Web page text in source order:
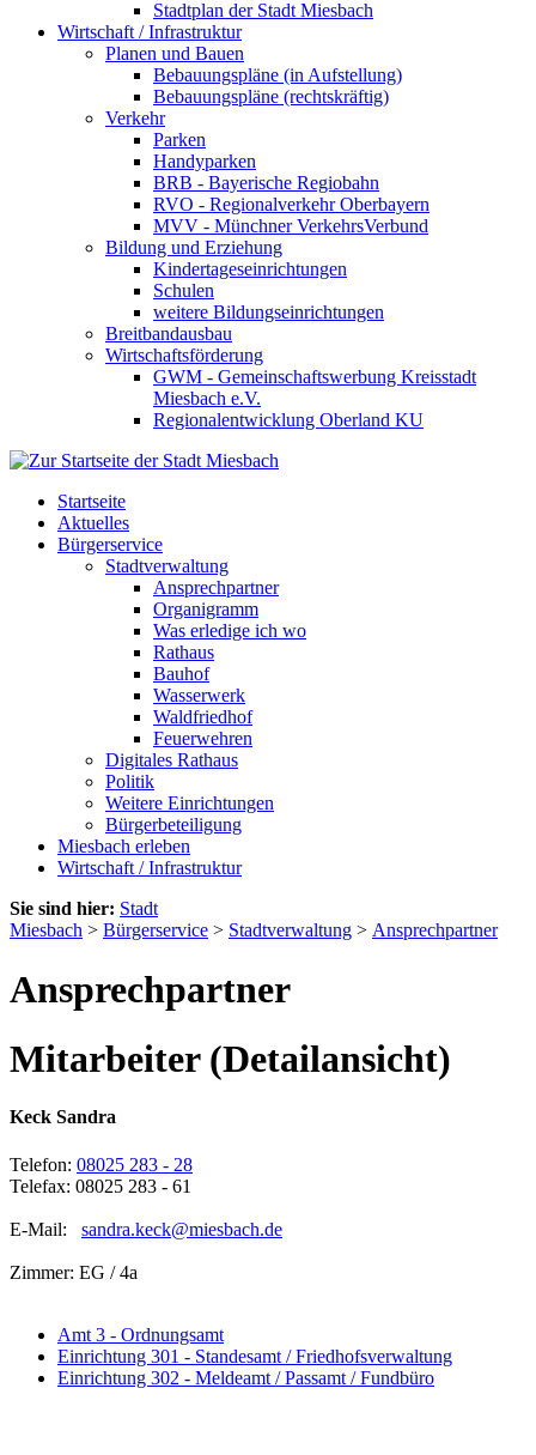
Stadtplan der Stadt Miesbach
Wirtschaft / Infrastruktur
Planen und Bauen
Bebauungspläne (in Aufstellung)
Bebauungspläne (rechtskräftig)
Verkehr
Parken
Handyparken
BRB - Bayerische Regiobahn
RVO - Regionalverkehr Oberbayern
MVV - Münchner VerkehrsVerbund
Bildung und Erziehung
Kindertageseinrichtungen
Schulen
weitere Bildungseinrichtungen
Breitbandausbau
Wirtschaftsförderung
GWM - Gemeinschaftswerbung Kreisstadt
Miesbach e.V.
Regionalentwicklung Oberland KU
Startseite
Aktuelles
Bürgerservice
Stadtverwaltung
Ansprechpartner
Organigramm
Was erledige ich wo
Rathaus
Bauhof
Wasserwerk
Waldfriedhof
Feuerwehren
Digitales Rathaus
Politik
Weitere Einrichtungen
Bürgerbeteiligung
Miesbach erleben
Wirtschaft / Infrastruktur
Sie sind hier: Stadt
Miesbach > Bürgerservice > Stadtverwaltung > Ansprechpartner
Ansprechpartner
Mitarbeiter (Detailansicht)
Keck Sandra
Telefon: 08025 283 - 28
Telefax: 08025 283 - 61
E-Mail: sandra.keck@miesbach.de
Zimmer: EG / 4a
Amt 3 - Ordnungsamt
Einrichtung 301 - Standesamt / Friedhofsverwaltung
Einrichtung 302 - Meldeamt / Passamt / Fundbüro